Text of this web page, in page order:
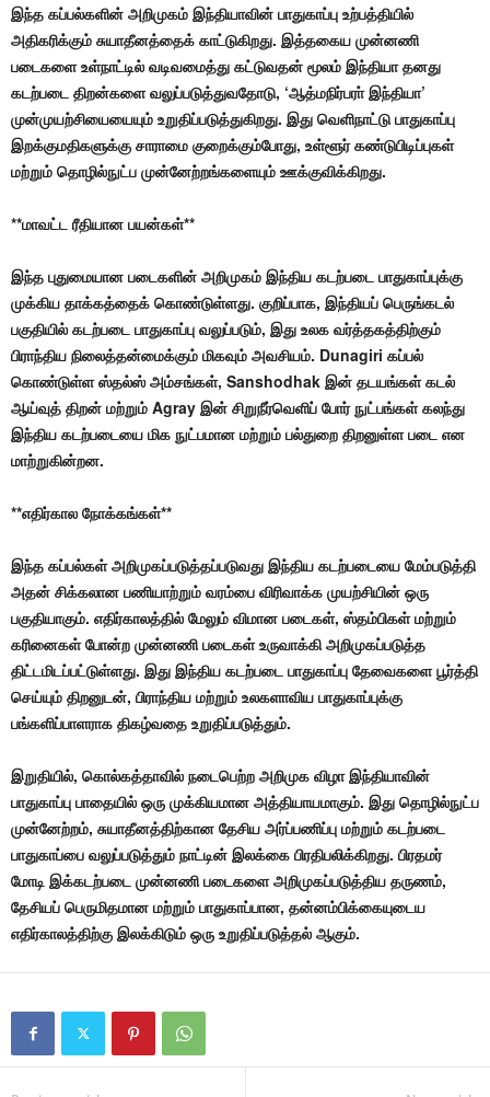
இந்த கப்பல்களின் அறிமுகம் இந்தியாவின் பாதுகாப்பு உற்பத்தியில்
அதிகரிக்கும் சுயாதீனத்தைக் காட்டுகிறது. இத்தகைய முன்னணி
படைகளை உள்நாட்டில் வடிவமைத்து கட்டுவதன் மூலம் இந்தியா தனது
கடற்படை திறன்களை வலுப்படுத்துவதோடு, ‘ஆத்மநிர்பரா் இந்தியா’
முன்முயற்சியையையும் உறுதிப்படுத்துகிறது. இது வெளிநாட்டு பாதுகாப்பு
இறக்குமதிகளுக்கு சாராமை குறைக்கும்போது, உள்ளூர் கண்டுபிடிப்புகள்
மற்றும் தொழில்நுட்ப முன்னேற்றங்களையும் ஊக்குவிக்கிறது.
**மாவட்ட ரீதியான பயன்கள்**
இந்த புதுமையான படைகளின் அறிமுகம் இந்திய கடற்படை பாதுகாப்புக்கு
முக்கிய தாக்கத்தைக் கொண்டுள்ளது. குறிப்பாக, இந்தியப் பெருங்கடல்
பகுதியில் கடற்படை பாதுகாப்பு வலுப்படும், இது உலக வர்த்தகத்திற்கும்
பிராந்திய நிலைத்தன்மைக்கும் மிகவும் அவசியம். Dunagiri கப்பல்
கொண்டுள்ள ஸ்தல்ஸ் அம்சங்கள், Sanshodhak இன் தடயங்கள் கடல்
ஆய்வுத் திறன் மற்றும் Agray இன் சிறுநீர்வெளிப் போர் நுட்பங்கள் கலந்து
இந்திய கடற்படையை மிக நுட்பமான மற்றும் பல்துறை திறனுள்ள படை என
மாற்றுகின்றன.
**எதிர்கால நோக்கங்கள்**
இந்த கப்பல்கள் அறிமுகப்படுத்தப்படுவது இந்திய கடற்படையை மேம்படுத்தி
அதன் சிக்கலான பணியாற்றும் வரம்பை விரிவாக்க முயற்சியின் ஒரு
பகுதியாகும். எதிர்காலத்தில் மேலும் விமான படைகள், ஸ்தம்பிகள் மற்றும்
கரினைகள் போன்ற முன்னணி படைகள் உருவாக்கி அறிமுகப்படுத்த
திட்டமிடப்பட்டுள்ளது. இது இந்திய கடற்படை பாதுகாப்பு தேவைகளை பூர்த்தி
செய்யும் திறனுடன், பிராந்திய மற்றும் உலகளாவிய பாதுகாப்புக்கு
பங்களிப்பாளராக திகழ்வதை உறுதிப்படுத்தும்.
இறுதியில், கொல்கத்தாவில் நடைபெற்ற அறிமுக விழா இந்தியாவின்
பாதுகாப்பு பாதையில் ஒரு முக்கியமான அத்தியாயமாகும். இது தொழில்நுட்ப
முன்னேற்றம், சுயாதீனத்திற்கான தேசிய அர்ப்பணிப்பு மற்றும் கடற்படை
பாதுகாப்பை வலுப்படுத்தும் நாட்டின் இலக்கை பிரதிபலிக்கிறது. பிரதமர்
மோடி இக்கடற்படை முன்னணி படைகளை அறிமுகப்படுத்திய தருணம்,
தேசியப் பெருமிதமான மற்றும் பாதுகாப்பான, தன்னம்பிக்கையுடைய
எதிர்காலத்திற்கு இலக்கிடும் ஒரு உறுதிப்படுத்தல் ஆகும்.